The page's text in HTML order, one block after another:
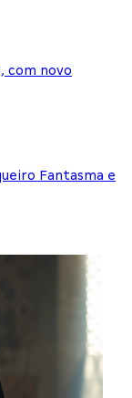
com novo
Fantasma e